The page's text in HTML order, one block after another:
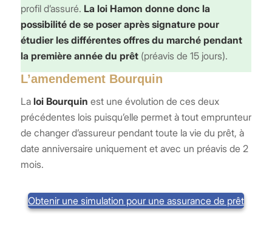
profil d’assuré. La loi Hamon donne donc la
possibilité de se poser après signature pour
étudier les différentes offres du marché pendant
la première année du prêt (préavis de 15 jours).
L’amendement Bourquin
La loi Bourquin est une évolution de ces deux
précédentes lois puisqu’elle permet à tout emprunteur
de changer d’assureur pendant toute la vie du prêt, à
date anniversaire uniquement et avec un préavis de 2
mois.
Obtenir une simulation pour une assurance de prêt